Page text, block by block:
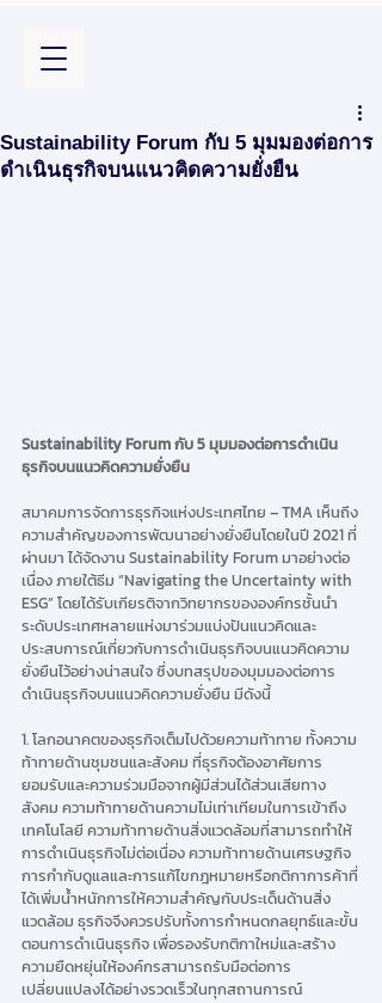
Sustainability Forum กับ 5 มุมมองต่อการ
ดำเนินธุรกิจบนแนวคิดความยั่งยืน
Sustainability Forum กับ 5 มุมมองต่อการดำเนิน
ธุรกิจบนแนวคิดความยั่งยืน
สมาคมการจัดการธุรกิจแห่งประเทศไทย – TMA เห็นถึง
ความสำคัญของการพัฒนาอย่างยั่งยืนโดยในปี 2021 ที่
ผ่านมา ได้จัดงาน Sustainability Forum มาอย่างต่อ
เนื่อง ภายใต้ธีม “Navigating the Uncertainty with
ESG” โดยได้รับเกียรติจากวิทยากรขององค์กรชั้นนำ
ระดับประเทศหลายแห่งมาร่วมแบ่งปันแนวคิดและ
ประสบการณ์เกี่ยวกับการดำเนินธุรกิจบนแนวคิดความ
ยั่งยืนไว้อย่างน่าสนใจ ซึ่งบทสรุปของมุมมองต่อการ
ดำเนินธุรกิจบนแนวคิดความยั่งยืน มีดังนี้
1. โลกอนาคตของธุรกิจเต็มไปด้วยความท้าทาย ทั้งความ
ท้าทายด้านชุมชนและสังคม ที่ธุรกิจต้องอาศัยการ
ยอมรับและความร่วมมือจากผู้มีส่วนได้ส่วนเสียทาง
สังคม ความท้าทายด้านความไม่เท่าเทียมในการเข้าถึง
เทคโนโลยี ความท้าทายด้านสิ่งแวดล้อมที่สามารถทำให้
การดำเนินธุรกิจไม่ต่อเนื่อง ความท้าทายด้านเศรษฐกิจ
การกำกับดูแลและการแก้ไขกฎหมายหรือกติกาการค้าที่
ได้เพิ่มน้ำหนักการให้ความสำคัญกับประเด็นด้านสิ่ง
แวดล้อม ธุรกิจจึงควรปรับทั้งการกำหนดกลยุทธ์และขั้น
ตอนการดำเนินธุรกิจ เพื่อรองรับกติกาใหม่และสร้าง
ความยืดหยุ่นให้องค์กรสามารถรับมือต่อการ
เปลี่ยนแปลงได้อย่างรวดเร็วในทุกสถานการณ์